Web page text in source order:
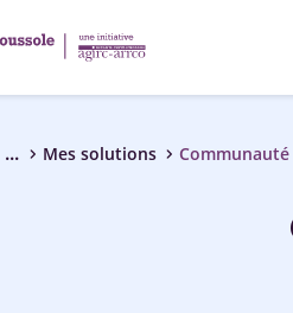
... chevron_right Mes solutions chevron_right Communauté